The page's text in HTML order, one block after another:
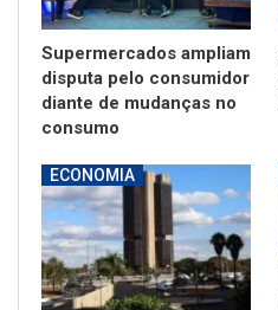
Supermercados ampliam
disputa pelo consumidor
diante de mudanças no
consumo
ECONOMIA